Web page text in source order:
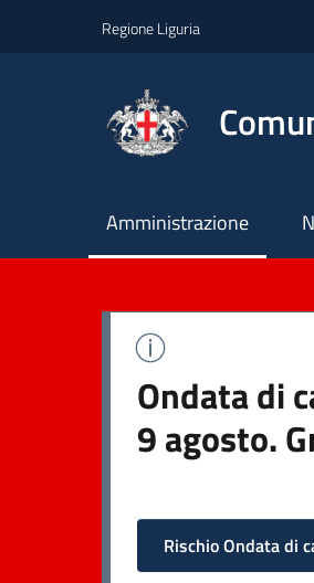
Regione Liguria
Principale
Amministrazione
Ondata di
9 agosto.
Rischio Ondata di